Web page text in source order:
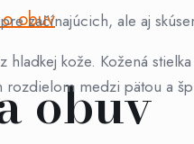
obuv
obuv
začínajúcich, ale aj
hladkej kože. Kožená
medzi pätou a